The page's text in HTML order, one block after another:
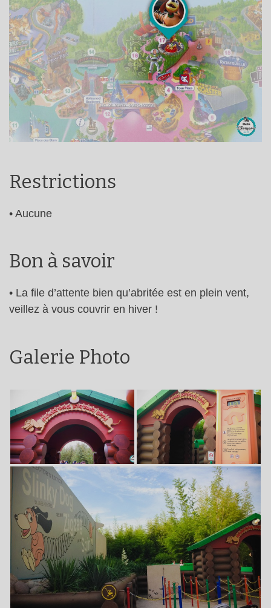
Restrictions
• Aucune
Bon à savoir
• La file d’attente bien qu’abritée est en plein vent,
veillez à vous couvrir en hiver !
Galerie Photo